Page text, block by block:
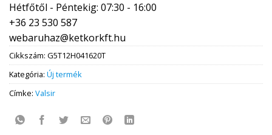
Hétfőtől - Péntekig: 07:30 - 16:00
+36 23 530 587
webaruhaz@ketkorkft.hu
Cikkszám: G5T12H041620T
Kategória: Új termék
Címke: Valsir